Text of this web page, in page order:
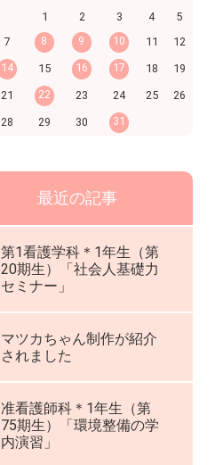
1 2 3 4
5
7 8 9 10 11
12
14 15 16 17 18
19
21 22 23 24 25
26
28 29 30 31
最近の記事
第1看護学科＊1年生（第
20期生）「社会人基礎力
セミナー」
マツカちゃん制作が紹介
されました
准看護師科＊1年生（第
75期生）「環境整備の学
内演習」